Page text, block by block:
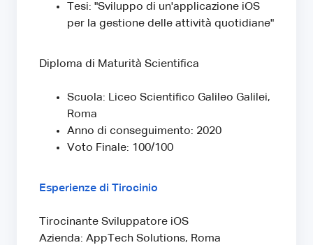
Tesi: "Sviluppo di un'applicazione iOS
per la gestione delle attività quotidiane"
Diploma di Maturità Scientifica
Scuola: Liceo Scientifico Galileo Galilei,
Roma
Anno di conseguimento: 2020
Voto Finale: 100/100
Esperienze di Tirocinio
Tirocinante Sviluppatore iOS
Azienda: AppTech Solutions, Roma